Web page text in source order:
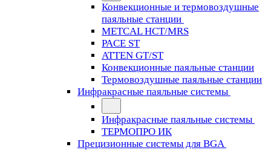
Конвекционные и термовоздушные
паяльные станции
METCAL HCT/MRS
PACE ST
ATTEN GT/ST
Конвекционные паяльные станции
Термовоздушные паяльные станции
Инфракрасные паяльные системы
Инфракрасные паяльные системы
ТЕРМОПРО ИК
Прецизионные системы для BGA